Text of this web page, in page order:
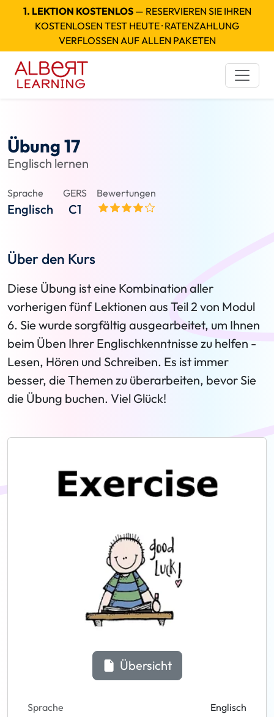
1. LEKTION KOSTENLOS— RESERVIEREN SIE IHREN
KOSTENLOSEN TEST HEUTE · RATENZAHLUNG
VERFLOSSEN AUF ALLEN PAKETEN
Übung 17
Englisch lernen
Sprache
Englisch
GERS
C1
Bewertungen
Über den Kurs
Diese Übung ist eine Kombination aller
vorherigen fünf Lektionen aus Teil 2 von Modul
6. Sie wurde sorgfältig ausgearbeitet, um Ihnen
beim Üben Ihrer Englischkenntnisse zu helfen -
Lesen, Hören und Schreiben. Es ist immer
besser, die Themen zu überarbeiten, bevor Sie
die Übung buchen. Viel Glück!
Übersicht
Sprache Englisch